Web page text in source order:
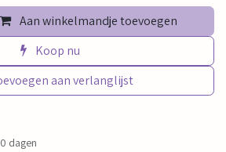
Aan winkelmandje toevoegen
Koop nu
aan verlanglijst
dagen